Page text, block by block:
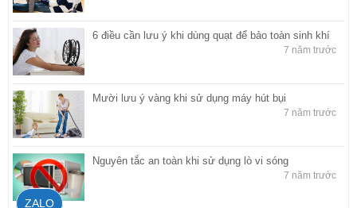
6 điều cần lưu ý khi dùng quạt để bảo toàn sinh khí
7 năm trước
Mười lưu ý vàng khi sử dụng máy hút bụi
7 năm trước
Nguyên tắc an toàn khi sử dụng lò vi sóng
7 năm trước
ZALO